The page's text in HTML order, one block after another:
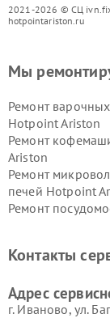
2021-2026 © СЦ
hotpointariston.ru
Мы
Ремонт
Hotpoint Ariston
Ремонт
Ariston
Ремонт
печей Hotpoint
Ремонт
Hotpoint Ariston
Ariston
Контакты
Адрес
г. Иваново, ул.